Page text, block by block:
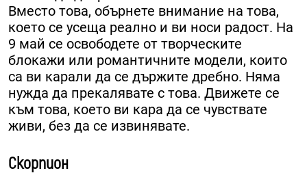
Вместо това, обърнете внимание на това,
което се усеща реално и ви носи радост. На
9 май се освободете от творческите
блокажи или романтичните модели, които
са ви карали да се държите дребно. Няма
нужда да прекалявате с това. Движете се
към това, което ви кара да се чувствате
живи, без да се извинявате.
Скорпион